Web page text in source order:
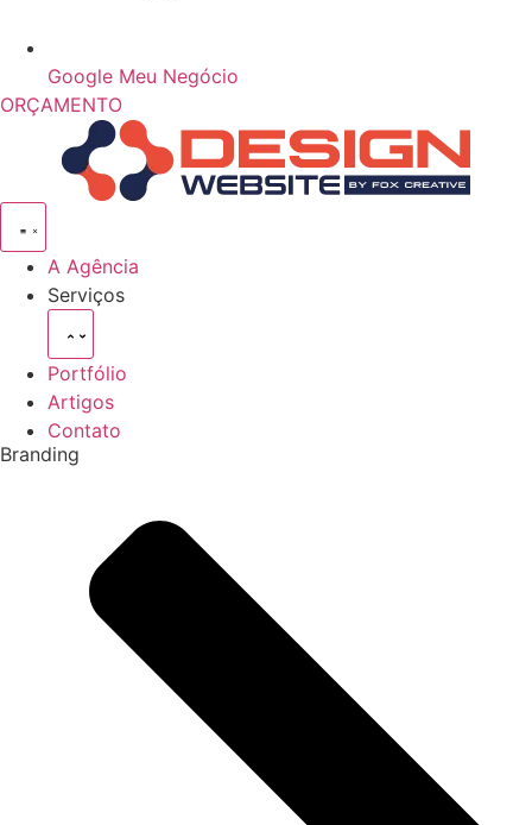
Google Meu Negócio
ORÇAMENTO
A Agência
Serviços
Portfólio
Artigos
Contato
Branding